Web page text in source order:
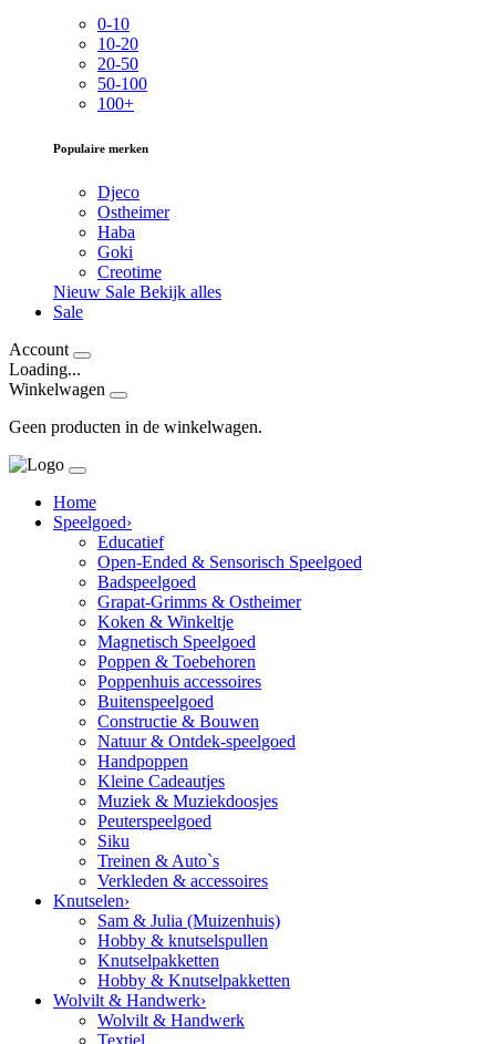
0-10
10-20
20-50
50-100
100+
Populaire merken
Djeco
Ostheimer
Haba
Goki
Creotime
Nieuw Sale Bekijk alles
Sale
Account
Loading...
Winkelwagen
Geen producten in de winkelwagen.
Home
Speelgoed›
Educatief
Open-Ended & Sensorisch Speelgoed
Badspeelgoed
Grapat-Grimms & Ostheimer
Koken & Winkeltje
Magnetisch Speelgoed
Poppen & Toebehoren
Poppenhuis accessoires
Buitenspeelgoed
Constructie & Bouwen
Natuur & Ontdek-speelgoed
Handpoppen
Kleine Cadeautjes
Muziek & Muziekdoosjes
Peuterspeelgoed
Siku
Treinen & Auto`s
Verkleden & accessoires
Knutselen›
Sam & Julia (Muizenhuis)
Hobby & knutselspullen
Knutselpakketten
Hobby & Knutselpakketten
Wolvilt & Handwerk›
Wolvilt & Handwerk